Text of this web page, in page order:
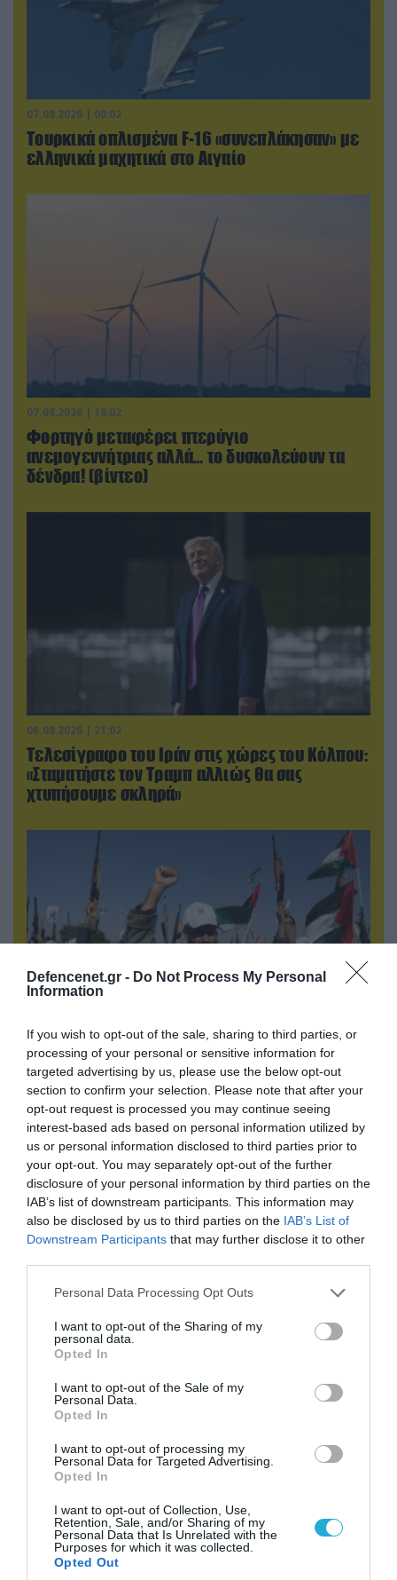
Defencenet.gr - Do Not Process My Personal
Information
If you wish to opt-out of the sale, sharing to third parties, or
processing of your personal or sensitive information for
targeted advertising by us, please use the below opt-out
section to confirm your selection. Please note that after your
opt-out request is processed you may continue seeing
interest-based ads based on personal information utilized by
us or personal information disclosed to third parties prior to
your opt-out. You may separately opt-out of the further
disclosure of your personal information by third parties on the
IAB’s list of downstream participants. This information may
also be disclosed by us to third parties on the IAB’s List of
Downstream Participants that may further disclose it to other
Please note that this website/app uses one or more Google
not limited to your visit or usage behaviour. You may click to
grant or deny consent to Google and its third-party tags to
use your data for below specified purposes in below Google
consent section.
Personal Data Processing Opt Outs
I want to opt-out of the Sharing of my
personal data.
Opted In
I want to opt-out of the Sale of my
Personal Data.
Opted In
I want to opt-out of processing my
Personal Data for Targeted Advertising.
Opted In
I want to opt-out of Collection, Use,
Retention, Sale, and/or Sharing of my
Personal Data that Is Unrelated with the
Purposes for which it was collected.
Opted Out
07.08.2026 | 00:02
Τουρκικά οπλισμένα F-16 «συνεπλάκησαν» με
ελληνικά μαχητικά στο Αιγαίο
07.08.2026 | 16:02
Φορτηγό μεταφέρει πτερύγιο
ανεμογεννήτριας αλλά… το δυσκολεύουν τα
δένδρα! (βίντεο)
06.08.2026 | 21:02
Τελεσίγραφο του Ιράν στις χώρες του Κόλπου:
«Σταματήστε τον Τραμπ αλλιώς θα σας
χτυπήσουμε σκληρά»
07.08.2026 | 08:02
Κλιμακώνουν οι Χούθι: Eξαπέλυσαν επιθέσεις
κατά στρατιωτικών δυνάμεων στην Υεμένη –
Πλήγματα & στη Σαουδική Αραβία!
06.08.2026 | 17:02
Ουκρανία: Αποκαλύφθηκε ο αριθμός των
ξένων εθελοντών που πολεμούν για το Κίεβο